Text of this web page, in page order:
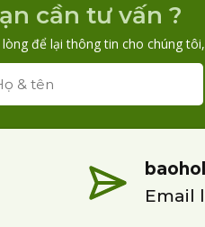
cần tư vấn ?
lòng để lại thông tin cho chúng
Email